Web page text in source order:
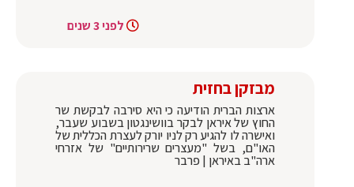
לפני 3 שנים
מבזקן בחזית
ארצות הברית הודיעה כי היא סירבה לבקשת שר
החוץ של איראן לבקר בוושינגטון בשבוע שעבר,
ואישרה לו להגיע רק לניו יורק לעצרת הכללית של
האו"ם, בשל "מעצרים שרירותיים" של אזרחי
ארה"ב באיראן | פרבר